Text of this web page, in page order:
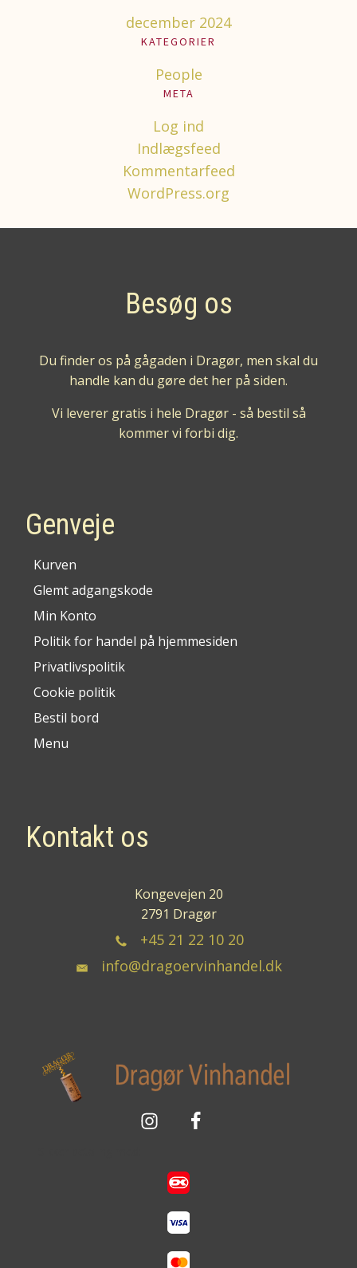
december 2024
KATEGORIER
People
META
Log ind
Indlægsfeed
Kommentarfeed
WordPress.org
Besøg os
Du finder os på gågaden i Dragør, men skal du
handle kan du gøre det her på siden.
Vi leverer gratis i hele Dragør - så bestil så
kommer vi forbi dig.
Genveje
Kurven
Glemt adgangskode
Min Konto
Politik for handel på hjemmesiden
Privatlivspolitik
Cookie politik
Bestil bord
Menu
Kontakt os
Kongevejen 20
2791 Dragør
+45 21 22 10 20
info@dragoervinhandel.dk